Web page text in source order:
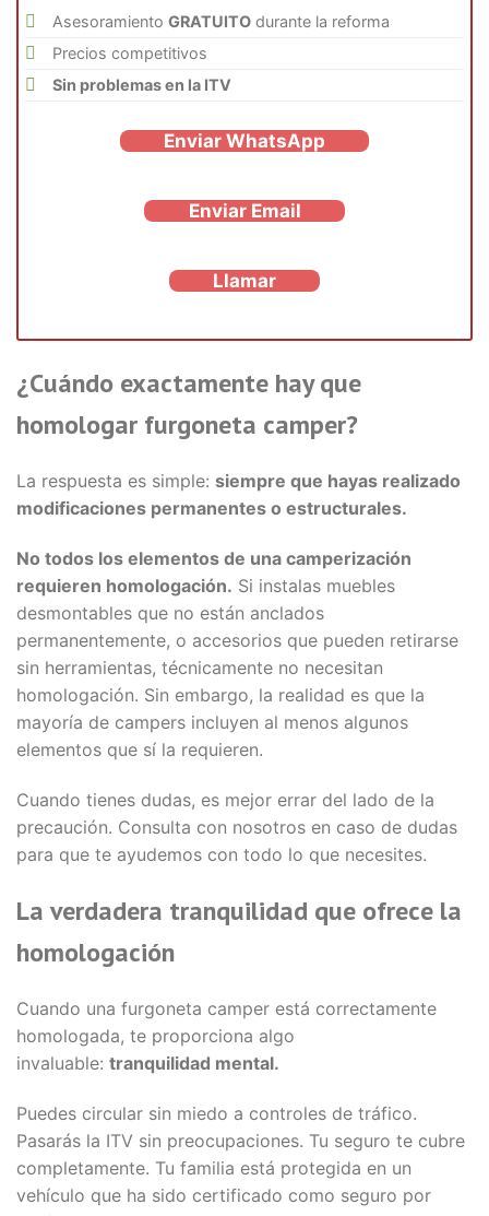
AsesoramientoGRATUITO durante la reforma
Precios competitivos
Sin problemas en la ITV
Enviar WhatsApp
Enviar Email
Llamar
¿Cuándo exactamente hay que
homologar furgoneta camper?
La respuesta es simple: siempre que hayas realizado
modificaciones permanentes o estructurales.
No todos los elementos de una camperización
requieren homologación. Si instalas muebles
desmontables que no están anclados
permanentemente, o accesorios que pueden retirarse
sin herramientas, técnicamente no necesitan
homologación. Sin embargo, la realidad es que la
mayoría de campers incluyen al menos algunos
elementos que sí la requieren.
Cuando tienes dudas, es mejor errar del lado de la
precaución. Consulta con nosotros en caso de dudas
para que te ayudemos con todo lo que necesites.
La verdadera tranquilidad que ofrece la
homologación
Cuando una furgoneta camper está correctamente
homologada, te proporciona algo
invaluable: tranquilidad mental.
Puedes circular sin miedo a controles de tráfico.
Pasarás la ITV sin preocupaciones. Tu seguro te cubre
completamente. Tu familia está protegida en un
vehículo que ha sido certificado como seguro por